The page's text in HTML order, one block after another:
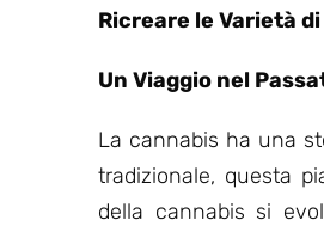
Ricreare le Varietà
Un Viaggio nel
La cannabis ha una
tradizionale, questa
della cannabis si